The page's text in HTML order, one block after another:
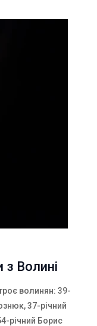
з Волині
волинян: 39-
37-річний
річний Борис